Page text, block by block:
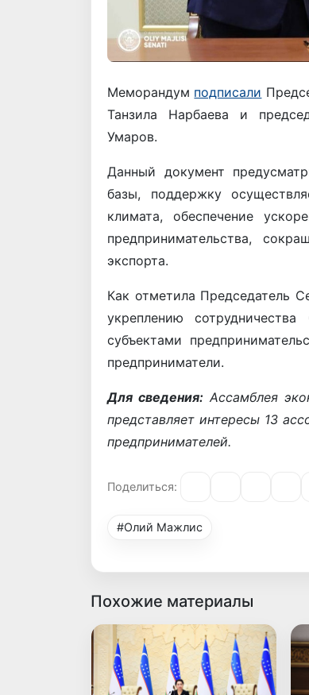
Меморандум подписали
Танзила Нарбаева и
Умаров.
Данный документ
базы, поддержку
климата, обеспечение
предпринимательства,
экспорта.
Как отметила Председатель
укреплению
субъектами
предприниматели.
Для сведения: Ассамблея
представляет интересы 13
предпринимателей.
Поделиться:
#Олий Мажлис
Похожие материалы